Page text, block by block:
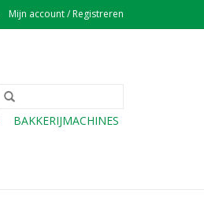
Mijn account / Registreren
BAKKERIJMACHINES